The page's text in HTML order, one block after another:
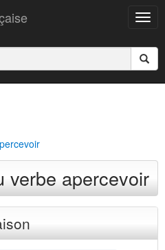
verbe apercevoir